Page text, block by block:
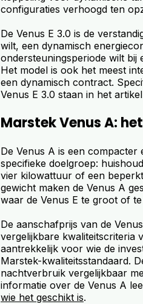
configuraties verhoogd ten
De Venus E 3.0 is de
wilt, een dynamisch
ondersteuningsperiode wilt bij
Het model is ook het meest
een dynamisch contract.
Venus E 3.0 staan in het artikel
Marstek Venus A:
De Venus A is een
specifieke doelgroep:
vier kilowattuur of een
gewicht maken de Venus A
waar de Venus E te groot of
De aanschafprijs van de
vergelijkbare kwaliteitscriteria
aantrekkelijk voor wie de
Marstek-kwaliteitsstandaard.
nachtverbruik vergelijkbaar
informatie over de Venus A
wie het geschikt is.